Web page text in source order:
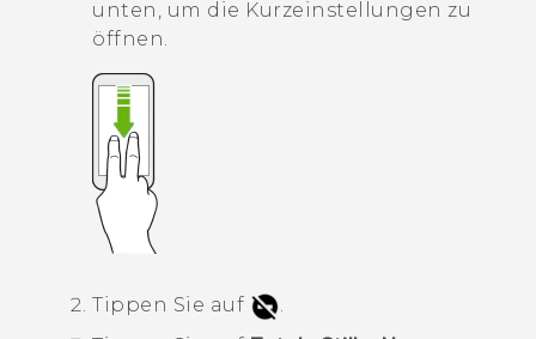
unten, um die Kurzeinstellungen zu
öffnen.
Tippen Sie auf
.